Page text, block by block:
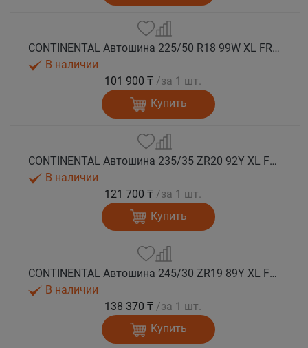
CONTINENTAL Автошина 225/50 R18 99W XL FR SportContact 7 * лето
В наличии
101 900 ₸ /за 1 шт.
Купить
CONTINENTAL Автошина 235/35 ZR20 92Y XL FR SportContact 7 лето
В наличии
121 700 ₸ /за 1 шт.
Купить
CONTINENTAL Автошина 245/30 ZR19 89Y XL FR SportContact 7 лето
В наличии
138 370 ₸ /за 1 шт.
Купить